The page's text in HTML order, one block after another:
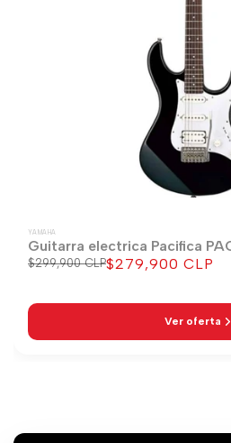
YAMAHA
Guitarra electrica Pacifica
Precio
$299,900 CLPPrecio
$279,900 CLP
Ver oferta